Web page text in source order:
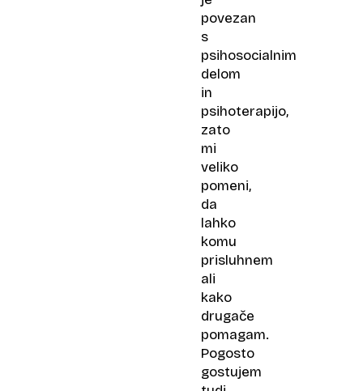
povezan
s
psihosocialnim
delom
in
psihoterapijo,
zato
mi
veliko
pomeni,
da
lahko
komu
prisluhnem
ali
kako
drugače
pomagam.
Pogosto
gostujem